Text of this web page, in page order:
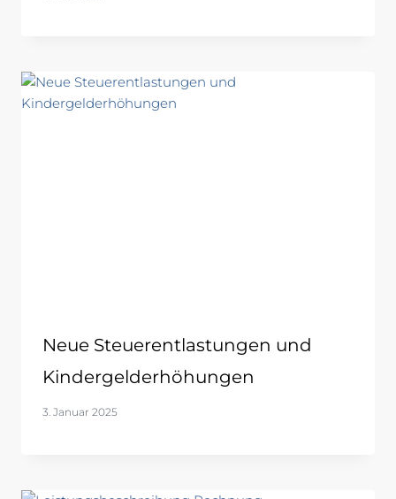
Neue Steuerentlastungen und
Kindergelderhöhungen
3. Januar 2025